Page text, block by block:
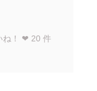
ね！ ❤︎ 20 件